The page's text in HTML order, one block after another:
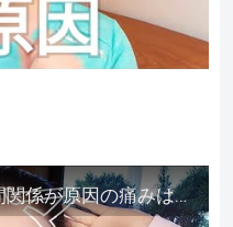
【知らないと苦しむ】人間関係が原因の痛みはトラウマ解除が必須。病院に行っても原因不明で治らない不調はこれをしてからケアしてみてください。